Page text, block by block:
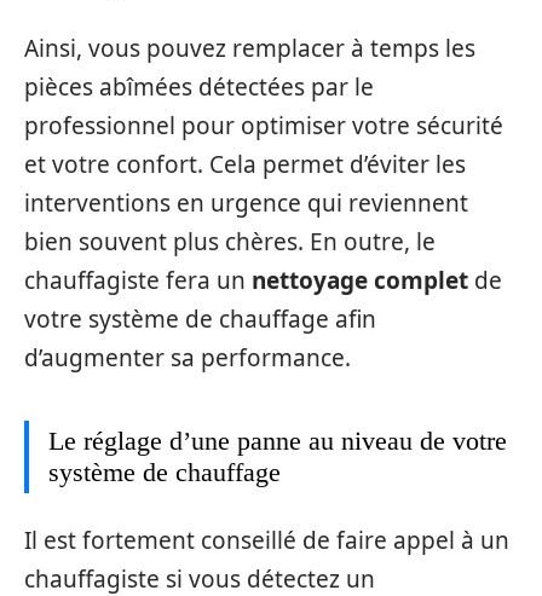
Ainsi, vous pouvez remplacer à temps les
pièces abîmées détectées par le
professionnel pour optimiser votre sécurité
et votre confort. Cela permet d’éviter les
interventions en urgence qui reviennent
bien souvent plus chères. En outre, le
chauffagiste fera un nettoyage complet de
votre système de chauffage afin
d’augmenter sa performance.
Le réglage d’une panne au niveau de votre
système de chauffage
Il est fortement conseillé de faire appel à un
chauffagiste si vous détectez un